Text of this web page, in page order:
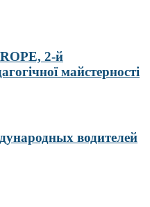
2-й
майстерності
водителей